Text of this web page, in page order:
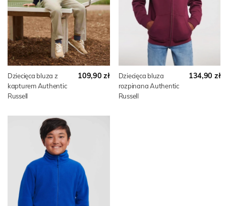
Dziecięca bluza z
kapturem Authentic
Russell
109,90 zł
Dziecięca bluza
rozpinana Authentic
Russell
134,90 zł